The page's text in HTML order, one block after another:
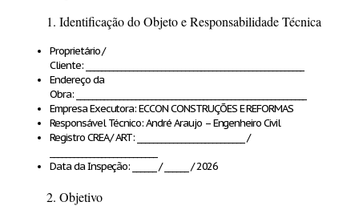
1. Identificação do Objeto e Responsabilidade Técnica
Proprietário /
Cliente:_______________________________________________________
Endereço da
Obra:__________________________________________________________
Empresa Executora:ECCON CONSTRUÇÕES E REFORMAS
Responsável Técnico:André Araujo – Engenheiro Civil
Registro CREA / ART: ___________________________ /
Data da Inspeção: ______ / ______ / 2026
2. Objetivo